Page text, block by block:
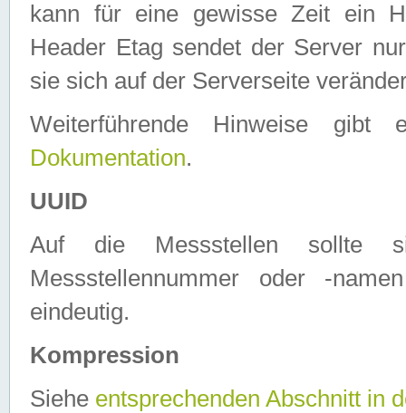
kann für eine gewisse Zeit ein
Header Etag sendet der Server
sie sich auf der Serverseite
Weiterführende Hinweise
Dokumentation.
UUID
Auf die Messstellen sollte
Messstellennummer oder -
eindeutig.
Kompression
Siehe entsprechenden Abschnitt in